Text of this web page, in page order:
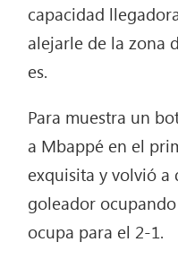
capacidad
alejarle de la zona
es.
Para muestra un
a Mbappé en el
exquisita y volvió
goleador
ocupa para el 2-1.